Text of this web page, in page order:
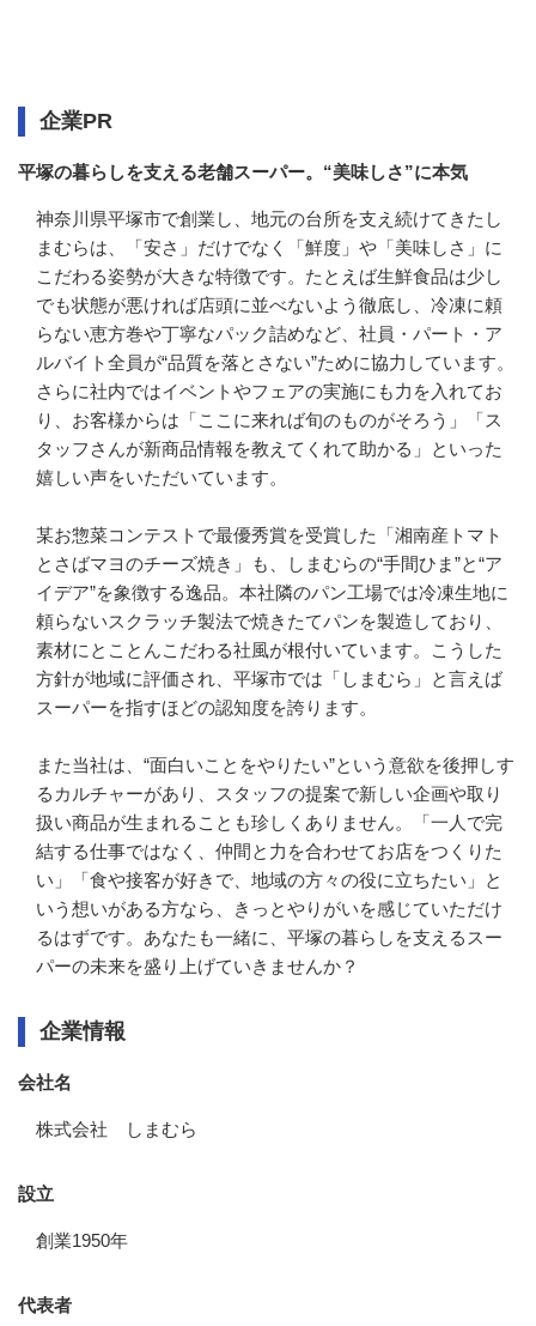
企業PR
平塚の暮らしを支える老舗スーパー。“美味しさ”に本気
神奈川県平塚市で創業し、地元の台所を支え続けてきたし
まむらは、「安さ」だけでなく「鮮度」や「美味しさ」に
こだわる姿勢が大きな特徴です。たとえば生鮮食品は少し
でも状態が悪ければ店頭に並べないよう徹底し、冷凍に頼
らない恵方巻や丁寧なパック詰めなど、社員・パート・ア
ルバイト全員が“品質を落とさない”ために協力しています。
さらに社内ではイベントやフェアの実施にも力を入れてお
り、お客様からは「ここに来れば旬のものがそろう」「ス
タッフさんが新商品情報を教えてくれて助かる」といった
嬉しい声をいただいています。
某お惣菜コンテストで最優秀賞を受賞した「湘南産トマト
とさばマヨのチーズ焼き」も、しまむらの“手間ひま”と“ア
イデア”を象徴する逸品。本社隣のパン工場では冷凍生地に
頼らないスクラッチ製法で焼きたてパンを製造しており、
素材にとことんこだわる社風が根付いています。こうした
方針が地域に評価され、平塚市では「しまむら」と言えば
スーパーを指すほどの認知度を誇ります。
また当社は、“面白いことをやりたい”という意欲を後押しす
るカルチャーがあり、スタッフの提案で新しい企画や取り
扱い商品が生まれることも珍しくありません。「一人で完
結する仕事ではなく、仲間と力を合わせてお店をつくりた
い」「食や接客が好きで、地域の方々の役に立ちたい」と
いう想いがある方なら、きっとやりがいを感じていただけ
るはずです。あなたも一緒に、平塚の暮らしを支えるスー
パーの未来を盛り上げていきませんか？
企業情報
会社名
株式会社 しまむら
設立
創業1950年
代表者